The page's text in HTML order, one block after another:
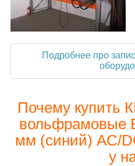
Подробнее про
Почему купить
вольфрамовые
мм (синий) AC/
у